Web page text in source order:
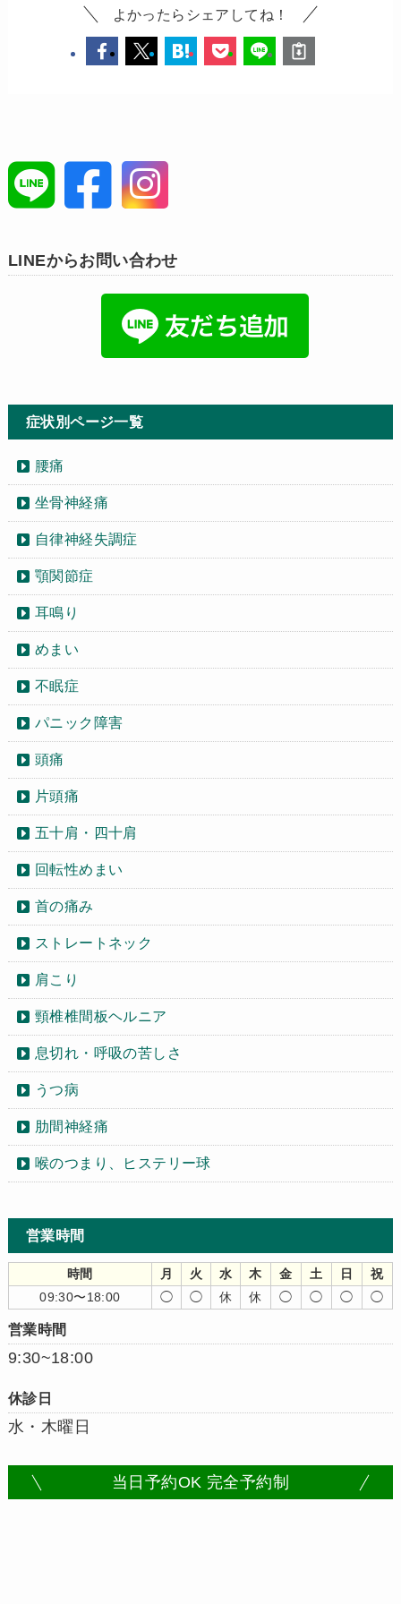
よかったらシェアしてね！
LINEからお問い合わせ
症状別ページ一覧
腰痛
坐骨神経痛
自律神経失調症
顎関節症
耳鳴り
めまい
不眠症
パニック障害
頭痛
片頭痛
五十肩・四十肩
回転性めまい
首の痛み
ストレートネック
肩こり
頸椎椎間板ヘルニア
息切れ・呼吸の苦しさ
うつ病
肋間神経痛
喉のつまり、ヒステリー球
営業時間
時間 月 火 水 木 金 土 日
祝
09:30〜18:00
◯ ◯ 休 休 ◯ ◯ ◯ ◯
営業時間
9:30~18:00
休診日
水・木曜日
当日予約OK 完全予約制